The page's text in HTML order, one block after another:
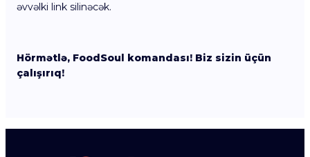
əvvəlki link silinəcək.
Hörmətlə, FoodSoul komandası! Biz sizin üçün
çalışırıq!